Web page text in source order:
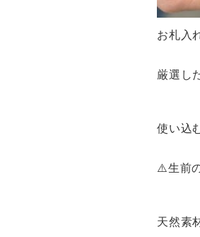
お札入
厳選し
使い込
⚠️生前
天然素